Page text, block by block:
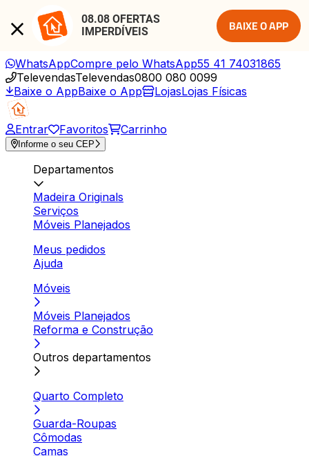
08.08 OFERTAS
IMPERDÍVEIS
BAIXE O APP
WhatsAppCompre pelo WhatsApp55 41 74031865
TelevendasTelevendas0800 080 0099
Baixe o AppBaixe o App LojasLojas Físicas
Entrar Favoritos Carrinho
Informe o seu CEP
Departamentos
Madeira Originals
Serviços
Móveis Planejados
Meus pedidos
Ajuda
Móveis
Móveis Planejados
Reforma e Construção
Outros departamentos
Quarto Completo
Guarda-Roupas
Cômodas
Camas